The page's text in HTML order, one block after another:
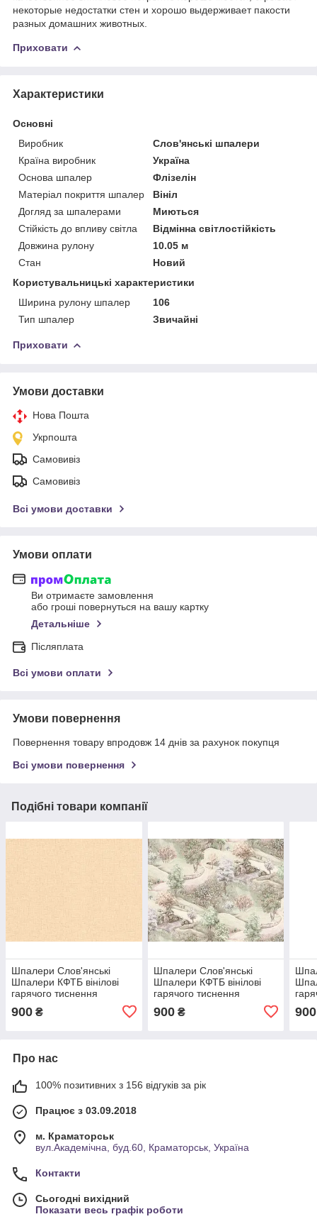
некоторые недостатки стен и хорошо выдерживает пакости
разных домашних животных.
Приховати
Характеристики
Основні
Виробник
Слов'янські шпалери
Країна виробник
Україна
Основа шпалер
Флізелін
Матеріал покриття шпалер
Вініл
Догляд за шпалерами
Миються
Стійкість до впливу світла
Відмінна світлостійкість
Довжина рулону
10.05 м
Стан
Новий
Користувальницькі характеристики
Ширина рулону шпалер
106
Тип шпалер
Звичайні
Приховати
Умови доставки
Нова Пошта
Укрпошта
Самовивіз
Самовивіз
Всі умови доставки
Умови оплати
Ви отримаєте замовлення
або гроші повернуться на вашу картку
Детальніше
Післяплата
Всі умови оплати
Умови повернення
Повернення товару впродовж 14 днів за рахунок покупця
Всі умови повернення
Подібні товари компанії
Шпалери Слов'янські
Шпалери КФТБ вінілові
гарячого тиснення
9В121 Ралі 2 V 329-02
900 ₴
Шпалери Слов'янські
Шпалери КФТБ вінілові
гарячого тиснення
9В121 2364-02
900₴ 900
Про нас
100% позитивних з 156 відгуків за рік
Працює з 03.09.2018
м. Краматорськ
вул.Академічна, буд.60, Краматорськ, Україна
Контакти
Сьогодні вихідний
Показати весь графік роботи